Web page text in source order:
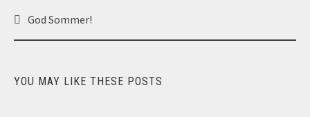
Post
navigation
God Sommer!
YOU MAY LIKE THESE POSTS